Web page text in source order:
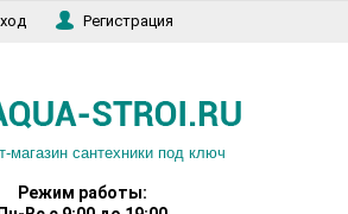
Регистрация
магазин сантехники под ключ
Режим работы: